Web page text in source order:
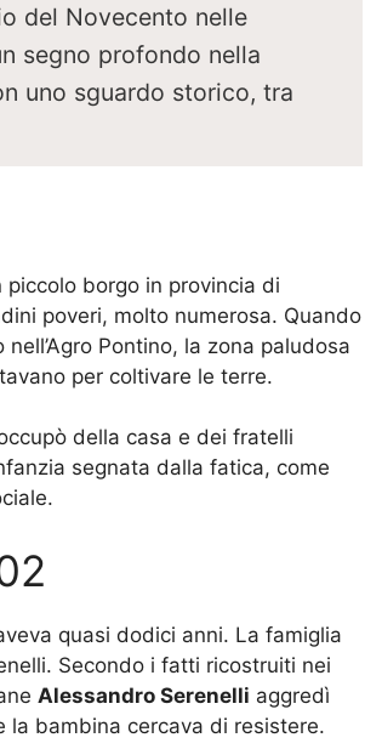
del Novecento nelle
segno profondo nella
uno sguardo storico, tra
piccolo borgo in provincia di
poveri, molto numerosa. Quando
Pontino, la zona paludosa
per coltivare le terre.
della casa e dei fratelli
segnata dalla fatica, come
quasi dodici anni. La famiglia
Secondo i fatti ricostruiti nei
Alessandro Serenelli aggredì
la bambina cercava di resistere.